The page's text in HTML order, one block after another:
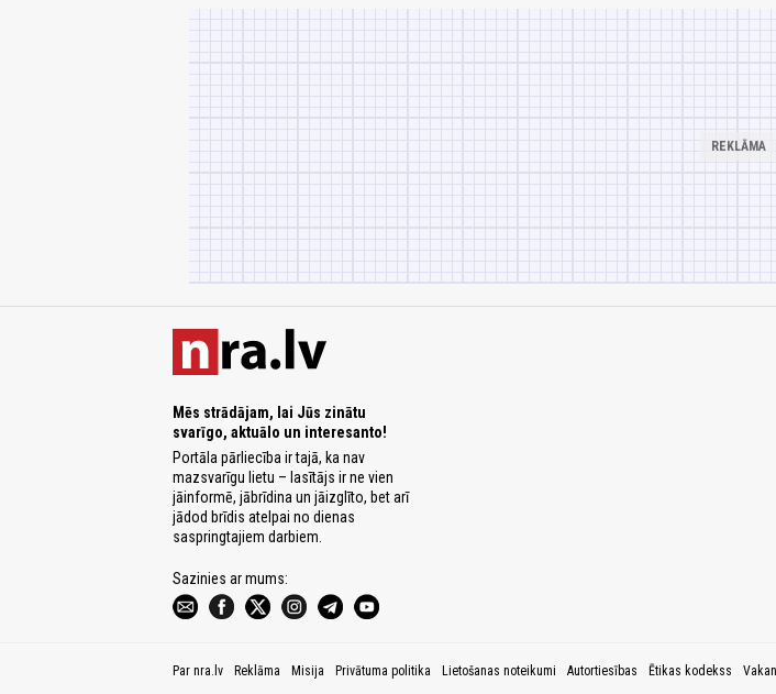
Mēs strādājam, lai Jūs zinātu
svarīgo, aktuālo un interesanto!
Portāla pārliecība ir tajā, ka nav
mazsvarīgu lietu – lasītājs ir ne vien
jāinformē, jābrīdina un jāizglīto, bet arī
jādod brīdis atelpai no dienas
saspringtajiem darbiem.
Sazinies ar mums:
Par nra.lv Reklāma Misija Privātuma politika Lietošanas noteikumi Autortiesības Ētikas kodekss